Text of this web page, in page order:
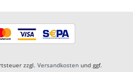
zzgl. Versandkosten und ggf.